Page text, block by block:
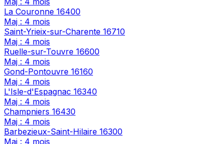
La Couronne 16400
Maj : 4 mois
Saint-Yrieix-sur-Charente 16710
Maj : 4 mois
Ruelle-sur-Touvre 16600
Maj : 4 mois
Gond-Pontouvre 16160
Maj : 4 mois
L'Isle-d'Espagnac 16340
Maj : 4 mois
Champniers 16430
Maj : 4 mois
Barbezieux-Saint-Hilaire 16300
Maj : 4 mois